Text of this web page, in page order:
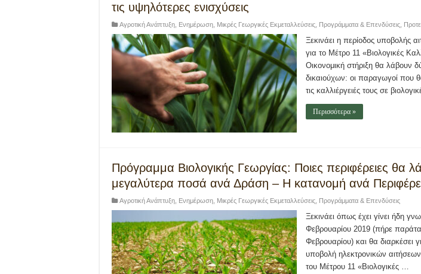
τις υψηλότερες ενισχύσεις
Αγροτική Ανάπτυξη Ενημέρωση Μικρές Γεωργικές Εκμεταλλεύσεις Προγράμματα & Επενδύσεις
Ξεκινάει η περίοδος υποβολής
για το Μέτρο 11 «Βιολογικές
Οικονομική στήριξη θα λάβουν
δικαιούχων: οι παραγωγοί που
τις καλλιέργειές τους σε
Περισσότερα »
Πρόγραμμα Βιολογικής Γεωργίας: Ποιες περιφέρειες θα
μεγαλύτερα ποσά ανά Δράση – Η κατανομή ανά
Αγροτική Ανάπτυξη Ενημέρωση Μικρές Γεωργικές Εκμεταλλεύσεις Προγράμματα & Επενδύσεις
Ξεκινάει όπως έχει γίνει ήδη
Φεβρουαρίου 2019 (πήρε
Φεβρουαρίου) και θα διαρκέσει
υποβολή ηλεκτρονικών
του Μέτρου 11 «Βιολογικές …